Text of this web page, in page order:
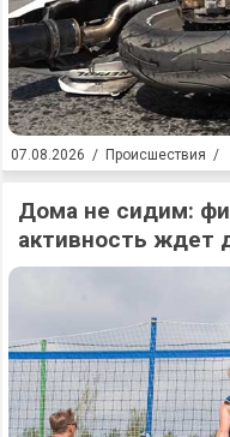
07.08.2026 / Происшествия /
Дома не сидим:
активность ждет